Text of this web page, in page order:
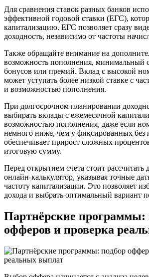
Для сравнения ставок разных банков
эффективной годовой ставки (ЕГС),
капитализацию. ЕГС позволяет сразу
доходность, независимо от частоты
Также обращайте внимание на
возможность пополнения, минимальный
бонусов или премий. Вклад с высокой
может уступать более низкой ставке с
и возможностью пополнения.
При долгосрочном планировании
выбирать вклады с ежемесячной
возможностью пополнения, даже если
немного ниже, чем у фиксированных без
обеспечивает прирост сложных
итоговую сумму.
Перед открытием счета стоит рассчитать
онлайн-калькулятор, указывая точные
частоту капитализации. Это позволяет
дохода и выбрать оптимальный вариант
Партнёрские программы:
офферов и проверка